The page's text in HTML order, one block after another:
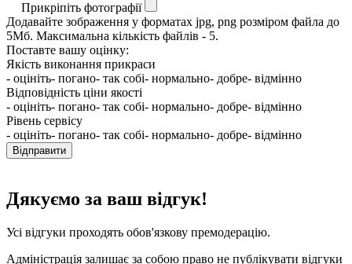
Прикріпіть фотографії
Додавайте зображення у форматах jpg, png розміром файла до
5Мб. Максимальна кількість файлів - 5.
Поставте вашу оцінку:
Якість виконання прикраси
- оцініть- погано- так собі- нормально- добре- відмінно
Відповідність ціни якості
- оцініть- погано- так собі- нормально- добре- відмінно
Рівень сервісу
- оцініть- погано- так собі- нормально- добре- відмінно
Відправити
Дякуємо за ваш відгук!
Усі відгуки проходять обов'язкову премодерацію.
Адміністрація залишає за собою право не публікувати відгуки